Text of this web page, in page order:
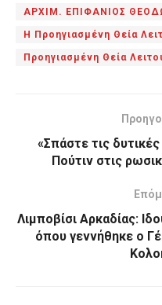
ΑΡΧΙΜ. ΕΠΙΦΑΝΙΟΣ
Η Προηγιασμένη Θεία
Προηγιασμένη Θεία
«Σπάστε τις
Πούτιν στις
Λιμποβίσι Αρκαδίας:
όπου γεννήθηκε ο